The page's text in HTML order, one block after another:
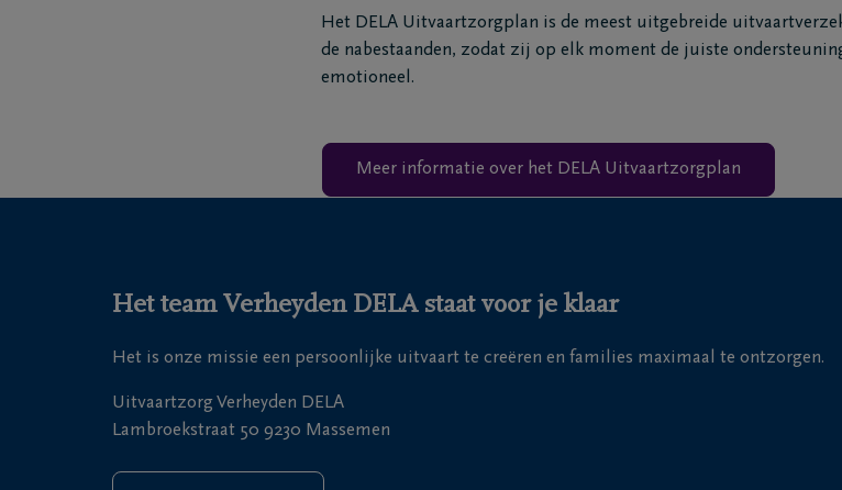
Het DELA Uitvaartzorgplan is de meest uitgebreide
de nabestaanden, zodat zij op elk moment de juiste
emotioneel.
Meer informatie over het DELA Uitvaartzorgplan
Het team Verheyden DELA staat voor je klaar
Het is onze missie een persoonlijke uitvaart te creëren en families maximaal te ontzorgen.
Uitvaartzorg Verheyden DELA
Lambroekstraat 50 9230 Massemen